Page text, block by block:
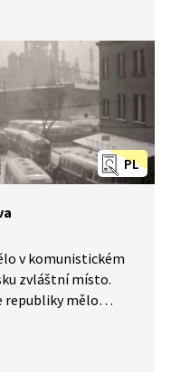
dnes významnou
památkou,
desetiletích
z popela.
PL
v komunistickém
zvláštní místo.
republiky mělo
znamenalo